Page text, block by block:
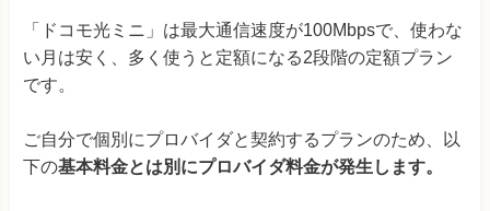
「ドコモ光ミニ」は最大通信速度が100Mbpsで、使わな
い月は安く、多く使うと定額になる2段階の定額プラン
です。
ご自分で個別にプロバイダと契約するプランのため、以
下の基本料金とは別にプロバイダ料金が発生します。